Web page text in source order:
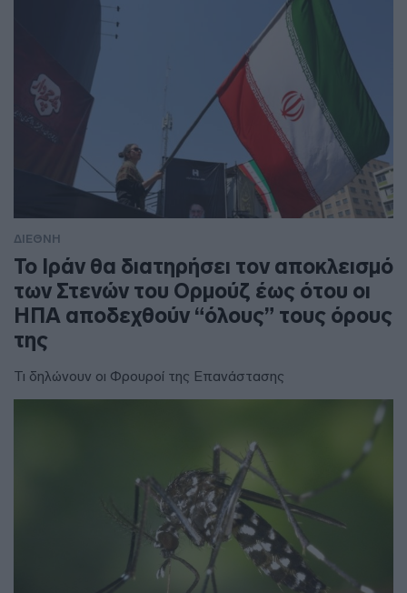
ΔΙΕΘΝΗ
To Ιράν θα διατηρήσει τον αποκλεισμό
των Στενών του Ορμούζ έως ότου οι
ΗΠΑ αποδεχθούν “όλους” τους όρους
της
Τι δηλώνουν οι Φρουροί της Επανάστασης